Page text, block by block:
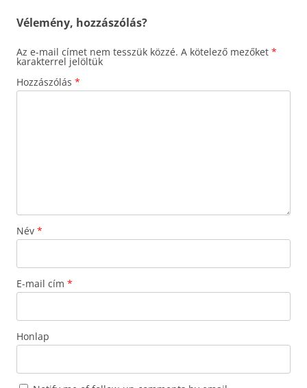
Vélemény, hozzászólás?
Az e-mail címet nem tesszük közzé. A kötelező mezőket *
karakterrel jelöltük
Hozzászólás *
Név *
E-mail cím *
Honlap